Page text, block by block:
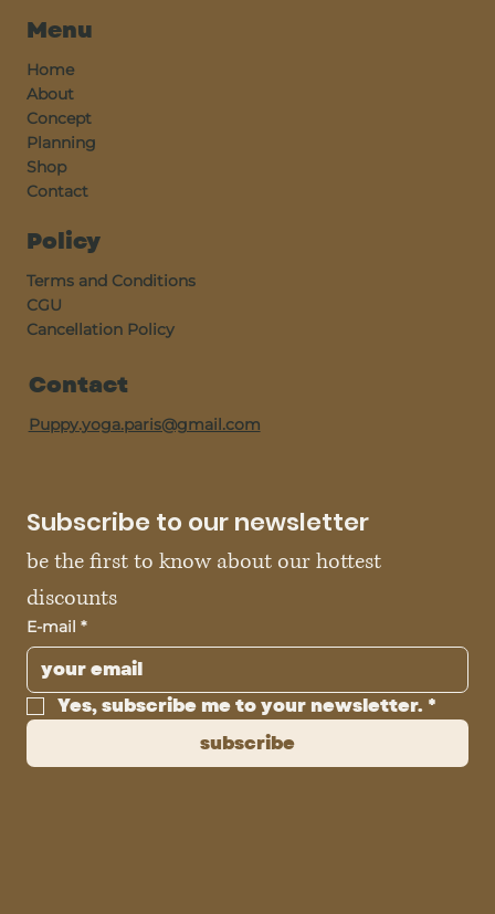
Menu
Home
About
Concept
Planning
Shop
Contact
Policy
Terms and Conditions
CGU
Cancellation Policy
Contact
Puppy.yoga.paris@gmail.com
Subscribe to our newsletter
be the first to know about our hottest
discounts
E-mail *
Yes, subscribe me to your newsletter. *
subscribe